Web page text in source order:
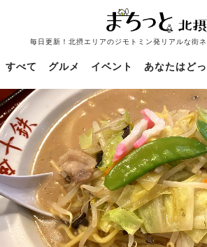
毎日更新！北摂エリアのジモトミン発リアルな街
すべて グルメ イベント あなたはど